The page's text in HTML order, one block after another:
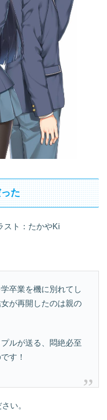
た
：たかやKi
卒業を機に別れてし
が再開したのは親の
ルが送る、悶絶必至
す！
い。